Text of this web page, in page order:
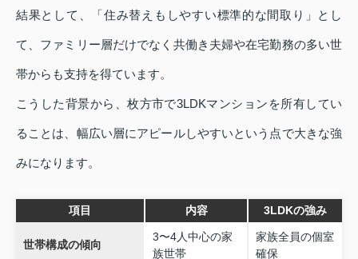
結果として、「住み替えもしやすい標準的な間取り」とし
て、ファミリー層だけでなく共働き夫婦や在宅勤務の多い世
帯からも支持を得ています。
こうした背景から、枚方市で3LDKマンションを所有してい
ることは、幅広い層にアピールしやすいという点で大きな強
みになります。
項目 内容 3LDKの強み
世帯構成の傾向
3〜4人中心の家
族世帯
家族全員の個室
確保